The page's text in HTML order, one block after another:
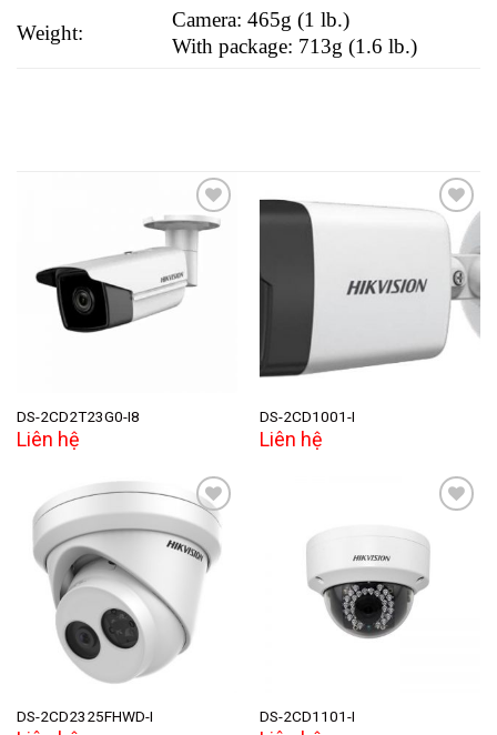
Weight:
Camera: 465g (1 lb.)
With package: 713g (1.6 lb.)
Add to
wishlist
DS-2CD2T23G0-I8
Liên hệ
Add to
wishlist
DS-2CD1001-I
Liên hệ
Add to
DS-2CD2325FHWD-I
wishlist
DS-2CD1101-I